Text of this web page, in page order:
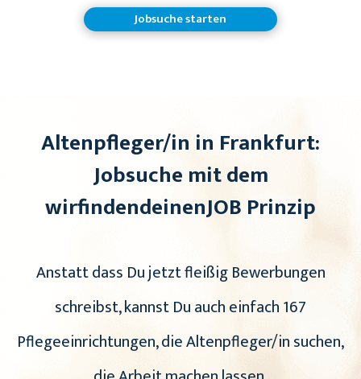
Jobsuche starten
Altenpfleger/in in Frankfurt:
Jobsuche mit dem
wirfindendeinenJOB Prinzip
Anstatt dass Du jetzt fleißig Bewerbungen
schreibst, kannst Du auch einfach 167
Pflegeeinrichtungen, die Altenpfleger/in suchen,